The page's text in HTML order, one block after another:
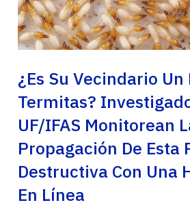
¿Es Su Vecindario Un
Termitas?
UF/IFAS Monitorean
Propagación De Esta
Destructiva Con Una
En Línea